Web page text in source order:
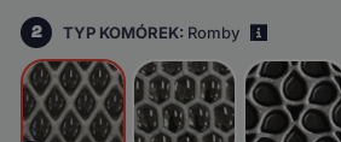
2 TYP KOMÓREK: Romby